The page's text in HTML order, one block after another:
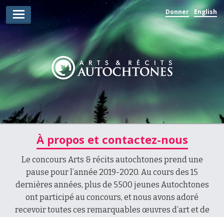
Donner English
Lauréats d’arts
Lauréats de récits
Règles
Prix
Soumettez votre candidature
Vidéos
Jury
Pour les enseignants
À propos et contactez-nous
Le concours Arts & récits autochtones prend une
pause pour l’année 2019-2020. Au cours des 15
dernières années, plus de 5500 jeunes Autochtones
ont participé au concours, et nous avons adoré
recevoir toutes ces remarquables œuvres d’art et de